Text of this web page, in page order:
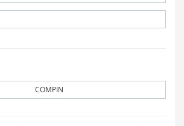
COMPIN